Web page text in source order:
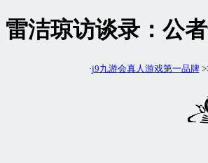
雷洁琼访谈录：公
·j9九游会真人游戏第一品牌